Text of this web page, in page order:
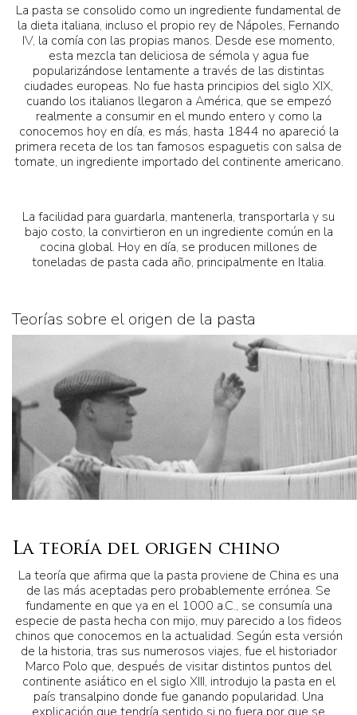
La pasta se consolido como un ingrediente fundamental de
la dieta italiana, incluso el propio rey de Nápoles, Fernando
IV, la comía con las propias manos. Desde ese momento,
esta mezcla tan deliciosa de sémola y agua fue
popularizándose lentamente a través de las distintas
ciudades europeas. No fue hasta principios del siglo XIX,
cuando los italianos llegaron a América, que se empezó
realmente a consumir en el mundo entero y como la
conocemos hoy en día, es más, hasta 1844 no apareció la
primera receta de los tan famosos espaguetis con salsa de
tomate, un ingrediente importado del continente americano.
La facilidad para guardarla, mantenerla, transportarla y su
bajo costo, la convirtieron en un ingrediente común en la
cocina global. Hoy en día, se producen millones de
toneladas de pasta cada año, principalmente en Italia.
Teorías sobre el origen de la pasta
La teoría del origen chino
La teoría que afirma que la pasta proviene de China es una
de las más aceptadas pero probablemente errónea. Se
fundamente en que ya en el 1000 a.C., se consumía una
especie de pasta hecha con mijo, muy parecido a los fideos
chinos que conocemos en la actualidad. Según esta versión
de la historia, tras sus numerosos viajes, fue el historiador
Marco Polo que, después de visitar distintos puntos del
continente asiático en el siglo XIII, introdujo la pasta en el
país transalpino donde fue ganando popularidad. Una